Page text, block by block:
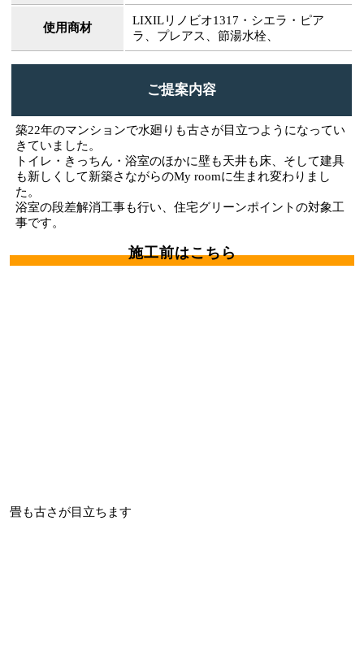
使用商材
LIXILリノビオ1317・シエラ・ピア
ラ、プレアス、節湯水栓、
ご提案内容
築22年のマンションで水廻りも古さが目立つようになってい
きていました。
トイレ・きっちん・浴室のほかに壁も天井も床、そして建具
も新しくして新築さながらのMy roomに生まれ変わりまし
た。
浴室の段差解消工事も行い、住宅グリーンポイントの対象工
事です。
施工前はこちら
畳も古さが目立ちます